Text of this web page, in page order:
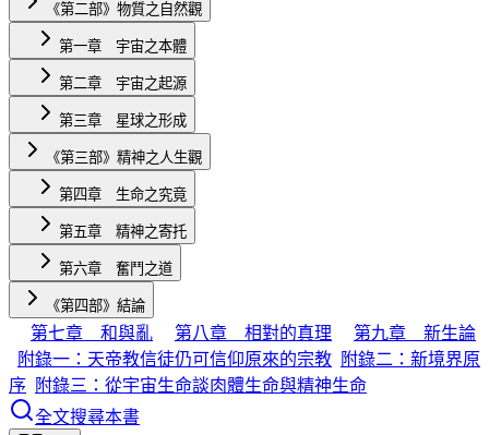
《第二部》物質之自然觀
第一章 宇宙之本體
第二章 宇宙之起源
第三章 星球之形成
《第三部》精神之人生觀
第四章 生命之究竟
第五章 精神之寄托
第六章 奮鬥之道
《第四部》結論
第七章 和與亂 第八章 相對的真理
第九章 新生論
附錄一：天帝教信徒仍可信仰原來的宗教
附錄二：新境界原
序
附錄三：從宇宙生命談肉體生命與精神生命
全文搜尋本書